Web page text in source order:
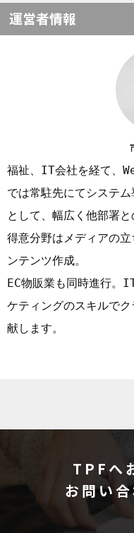
運営者情報
福祉、IT会社を経て、
では常駐先にてシステ
として、幅広く他部署と
得意分野はメディアの
ンテンツ作成。
EC物販業も同時進行。
ケティングのスキルで
献します。
TPFへ
お問い